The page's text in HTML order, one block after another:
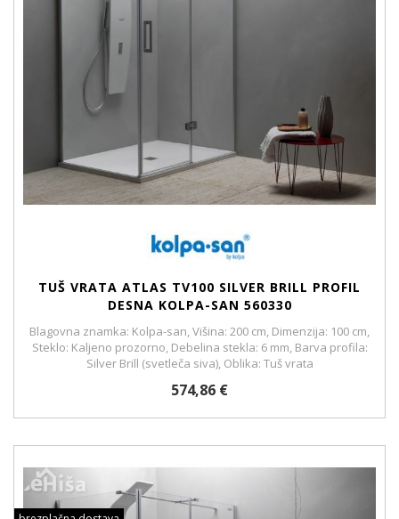
TUŠ VRATA ATLAS TV100 SILVER BRILL PROFIL
DESNA KOLPA-SAN 560330
Blagovna znamka: Kolpa-san, Višina: 200 cm, Dimenzija: 100 cm,
Steklo: Kaljeno prozorno, Debelina stekla: 6 mm, Barva profila:
Silver Brill (svetleča siva), Oblika: Tuš vrata
574,86 €